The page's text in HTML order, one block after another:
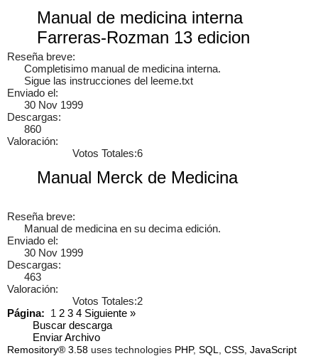
Administrator
Manual de medicina interna
Farreras-Rozman 13 edicion
Reseña breve:
Completisimo manual de medicina interna.
Sigue las instrucciones del leeme.txt
Enviado el:
30 Nov 1999
Descargas:
860
Valoración:
Votos Totales:6
Manual Merck de Medicina
Reseña breve:
Manual de medicina en su decima edición.
Enviado el:
30 Nov 1999
Descargas:
463
Valoración:
Votos Totales:2
Página: 1 2 3 4 Siguiente »
Buscar descarga
Enviar Archivo
Remository® 3.58 uses technologies PHP, SQL CSS JavaScript